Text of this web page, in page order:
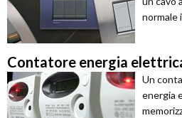
normale
Contatore energia
Un
energia